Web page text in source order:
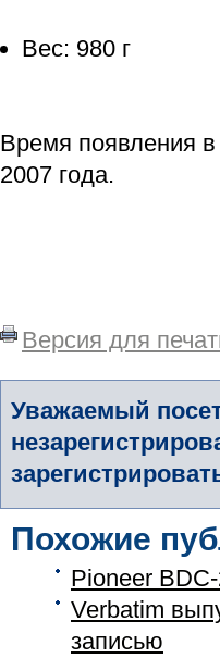
Вес: 980 г
Время появления
2007 года.
Версия для
Уважаемый
Похожие
Pioneer
Verbatim
записью